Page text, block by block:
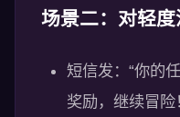
场景二：对轻
短信发：“你的
奖励，继续冒险